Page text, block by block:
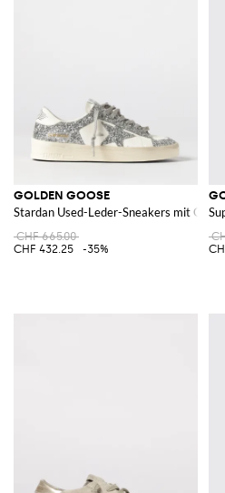
GOLDEN GOOSE
Stardan Used-Leder-Sneakers mit
CHF 665.00
CHF 432.25
-35%